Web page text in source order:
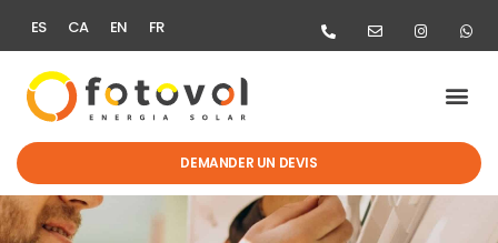
ES CA EN FR
DEMANDER UN DEVIS